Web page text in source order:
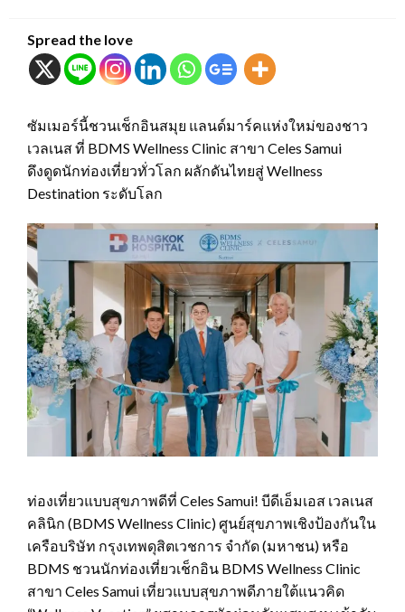
Spread the love
ซัมเมอร์นี้ชวนเช็กอินสมุย แลนด์มาร์คแห่งใหม่ของชาว
เวลเนส ที่ BDMS Wellness Clinic สาขา Celes Samui
ดึงดูดนักท่องเที่ยวทั่วโลก ผลักดันไทยสู่ Wellness
Destination ระดับโลก
ท่องเที่ยวแบบสุขภาพดีที่ Celes Samui! บีดีเอ็มเอส เวลเนส
คลินิก (BDMS Wellness Clinic) ศูนย์สุขภาพเชิงป้องกันใน
เครือบริษัท กรุงเทพดุสิตเวชการ จำกัด (มหาชน) หรือ
BDMS ชวนนักท่องเที่ยวเช็กอิน BDMS Wellness Clinic
สาขา Celes Samui เที่ยวแบบสุขภาพดีภายใต้แนวคิด